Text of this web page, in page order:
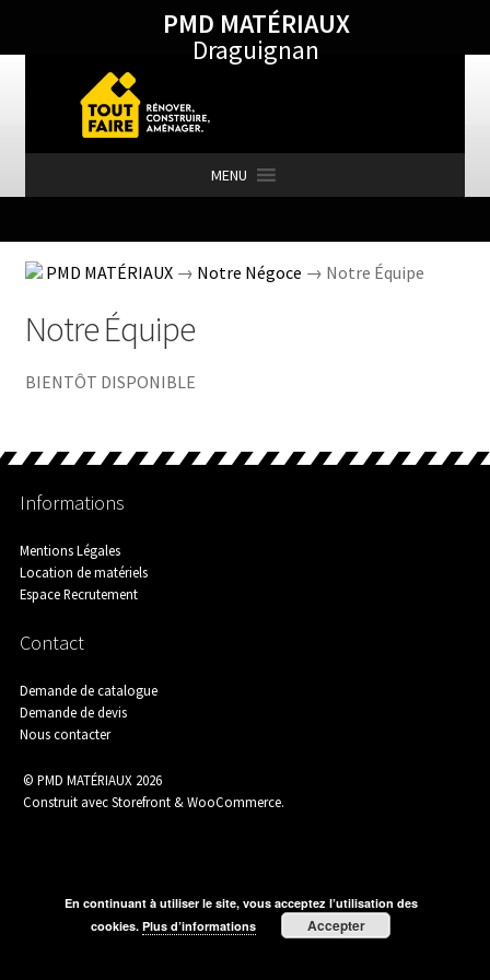
à
navigation
au
PMD MATÉRIAUX
Draguignan
MENU
Charpente / Couverture
PMD MATÉRIAUX→ Notre Négoce → Notre Équipe
Notre Équipe
BIENTÔT DISPONIBLE
Informations
Mentions Légales
Location de matériels
Espace Recrutement
Contact
Demande de catalogue
Demande de devis
Nous contacter
© PMD MATÉRIAUX 2026
Construit avec Storefront & WooCommerce.
En continuant à utiliser le site, vous acceptez l’utilisation des
cookies.Plus d’informations Accepter